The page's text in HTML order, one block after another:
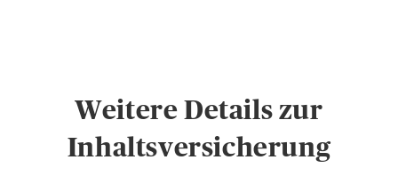
Weitere Details zur
Inhaltsversicherung